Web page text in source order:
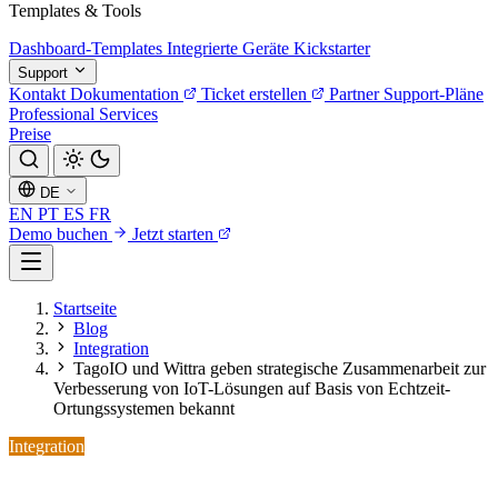
Templates & Tools
Dashboard-Templates Integrierte Geräte Kickstarter
Support
Kontakt Dokumentation Ticket erstellen Partner Support-Pläne
Professional Services
Preise
DE
EN PT ES FR
Demo buchen
Jetzt starten
Startseite
Blog
Integration
TagoIO und Wittra geben strategische Zusammenarbeit zur
Verbesserung von IoT-Lösungen auf Basis von Echtzeit-
Ortungssystemen bekannt
Integration